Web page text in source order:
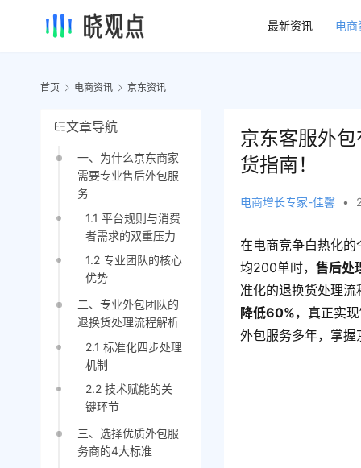
最新资讯 电商
首页 电商资讯 京东资讯
文章导航
一、为什么京东商家
需要专业售后外包服
务
1.1 平台规则与消费
者需求的双重压力
1.2 专业团队的核心
优势
二、专业外包团队的
退换货处理流程解析
2.1 标准化四步处理
机制
2.2 技术赋能的关
键环节
三、选择优质外包服
务商的4大标准
京东客服外
货指南！
电商增长专家-佳馨 •
在电商竞争白热化
均200单时，售后处
准化的退换货处理
降低60%，真正实
外包服务多年，掌